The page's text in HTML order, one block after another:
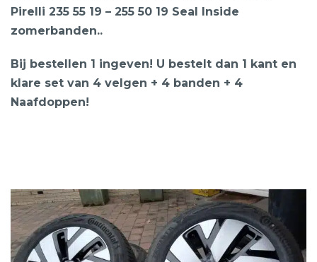
Pirelli 235 55 19 – 255 50 19 Seal Inside
zomerbanden..
Bij bestellen 1 ingeven! U bestelt dan 1 kant en
klare set van 4 velgen + 4 banden + 4
Naafdoppen!